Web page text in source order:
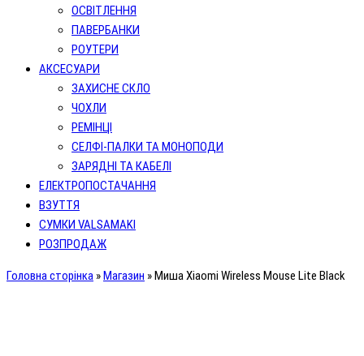
ОСВІТЛЕННЯ
ПАВЕРБАНКИ
РОУТЕРИ
АКСЕСУАРИ
ЗАХИСНЕ СКЛО
ЧОХЛИ
РЕМІНЦІ
СЕЛФІ-ПАЛКИ ТА МОНОПОДИ
ЗАРЯДНІ ТА КАБЕЛІ
ЕЛЕКТРОПОСТАЧАННЯ
ВЗУТТЯ
СУМКИ VALSAMAKI
РОЗПРОДАЖ
Головна сторінка »Магазин »Миша Xiaomi Wireless Mouse Lite Black